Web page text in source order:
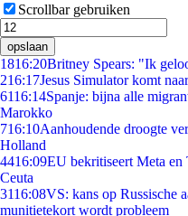
Scrollbar gebruiken
opslaan
1816:20Britney Spears: "Ik
216:17Jesus Simulator komt
6116:14Spanje: bijna alle
Marokko
716:10Aanhoudende droogte
Holland
4416:09EU bekritiseert Meta
Ceuta
3116:08VS: kans op Russische
munitietekort wordt probleem